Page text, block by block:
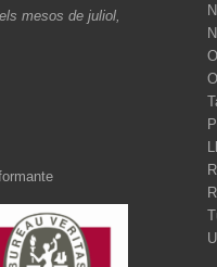
mesos de juliol,